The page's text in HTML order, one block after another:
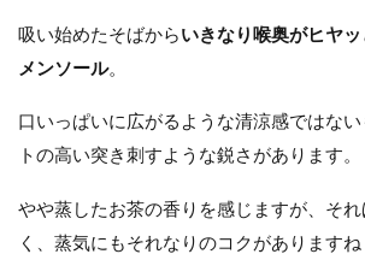
吸い始めたそばから いきなり喉奥がヒヤ
メンソール。
口いっぱいに広がるような清涼感ではな
トの高い突き刺すような鋭さがあります。
やや蒸したお茶の香りを感じますが、そ
く、蒸気にもそれなりのコクがありますね